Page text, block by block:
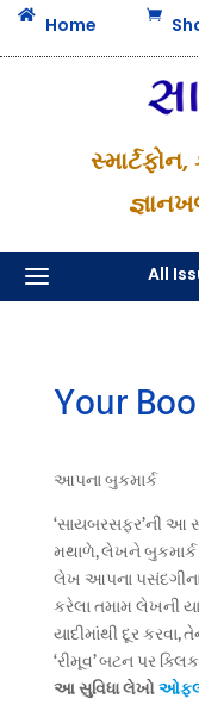
 Home 
a All
Your
આપના બુકમાર્ક
‘સાયબરસફર’ની આ
મથાળે, લેખને
લેખ આપના
કરેલા તમામ લેખની
યાદીમાંથી દૂર
‘રીમૂવ’ બટન પર
આ સુવિધા લેખો